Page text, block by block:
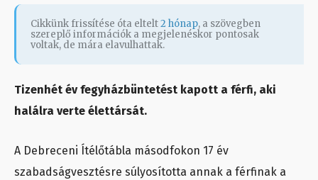
Cikkünk frissítése óta eltelt2 hónap, a szövegben
szereplő információk a megjelenéskor pontosak
voltak, de mára elavulhattak.
Tizenhét év fegyházbüntetést kapott a férfi, aki
halálra verte élettársát.
A Debreceni Ítélőtábla másodfokon 17 év
szabadságvesztésre súlyosította annak a férfinak a